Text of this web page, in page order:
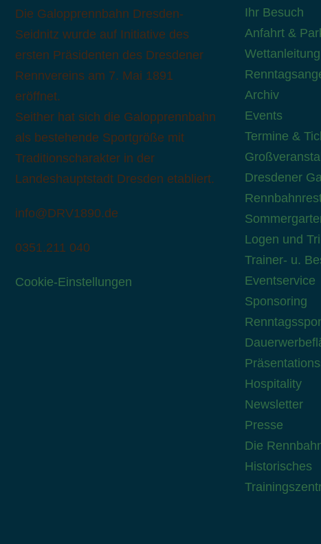
Die Galopprennbahn Dresden-
Seidnitz wurde auf Initiative des
ersten Präsidenten des Dresdener
Rennvereins am 7. Mai 1891
eröffnet.
Seither hat sich die Galopprennbahn
als bestehende Sportgröße mit
Traditionscharakter in der
Landeshauptstadt Dresden etabliert.
info@DRV1890.de
0351.211 040
Cookie-Einstellungen
Ihr Besuch
Anfahrt &
Wettanleitung
Archiv
Events
Termine &
Dresdener
Logen und
Trainer- u.
Eventservice
Sponsoring
Hospitality
Newsletter
Presse
Die
Historisches